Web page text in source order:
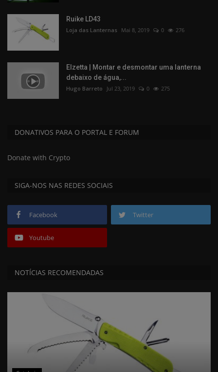
Ruike LD43
Loja das Lanternas Mai 8, 2019 0 276
Elzetta | Montar e desmontar uma lanterna
debaixo de água,...
Hugo Barreto Jul 23, 2019 0 275
DONATIVOS PARA O PORTAL E FORUM
Donate with Crypto
SIGA-NOS NAS REDES SOCIAIS
Facebook Twitter
Youtube
NOTÍCIAS RECOMENDADAS